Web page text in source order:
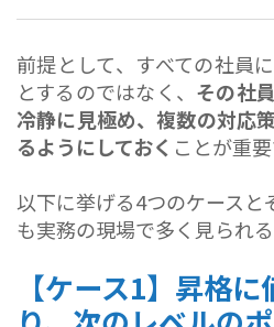
前提として、すべての社員
とするのではなく、 その社
冷静に見極め、複数の対応
るようにしておく ことが重要
以下に挙げる4つのケースと
も実務の現場で多く見られる
【ケース1】昇格